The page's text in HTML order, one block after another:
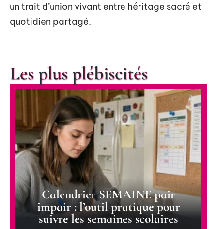
un trait d’union vivant entre héritage sacré et
quotidien partagé.
Les plus plébiscités
Calendrier SEMAINE pair
impair : l’outil pratique pour
suivre les semaines scolaires